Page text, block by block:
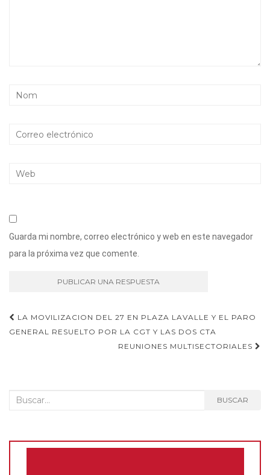
Guarda mi nombre, correo electrónico y web en este navegador
para la próxima vez que comente.
Navegación
de
LA MOVILIZACION DEL 27 EN PLAZA LAVALLE Y EL PARO
GENERAL RESUELTO POR LA CGT Y LAS DOS CTA
REUNIONES MULTISECTORIALES
Buscar: BUSCAR